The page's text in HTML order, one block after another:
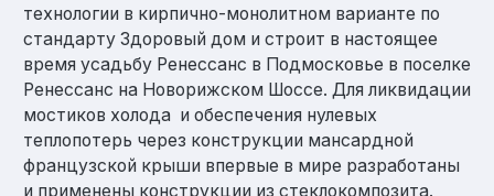
технологии в кирпично-монолитном варианте по
стандарту Здоровый дом и строит в настоящее
время усадьбу Ренессанс в Подмосковье в поселке
Ренессанс на Новорижском Шоссе. Для ликвидации
мостиков холода и обеспечения нулевых
теплопотерь через конструкции мансардной
французской крыши впервые в мире разработаны
и применены конструкции из стеклокомпозита.